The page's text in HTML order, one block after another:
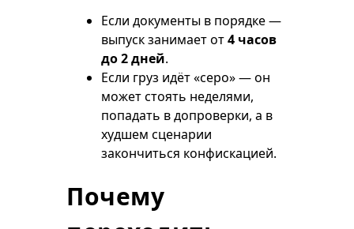
Если документы в порядке —
выпуск занимает от4 часов
до 2 дней.
Если груз идёт «серо» — он
может стоять неделями,
попадать в допроверки, а в
худшем сценарии
закончиться конфискацией.
Почему